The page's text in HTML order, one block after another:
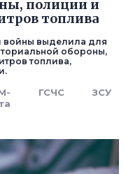
полиции и
топлива
войны выделила для
обороны,
топлива,
ГСЧС ЗСУ